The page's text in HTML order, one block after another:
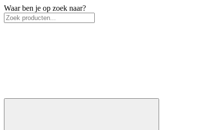
Waar ben je op zoek naar?